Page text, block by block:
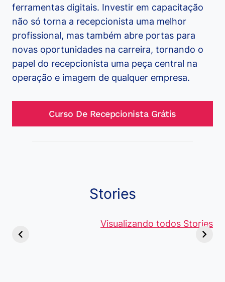
ferramentas digitais. Investir em capacitação
não só torna a recepcionista uma melhor
profissional, mas também abre portas para
novas oportunidades na carreira, tornando o
papel do recepcionista uma peça central na
operação e imagem de qualquer empresa.
Curso De Recepcionista Grátis
Stories
Visualizando todos Stories
Diferença e
de 5 Centavos
Curso de
Pacote